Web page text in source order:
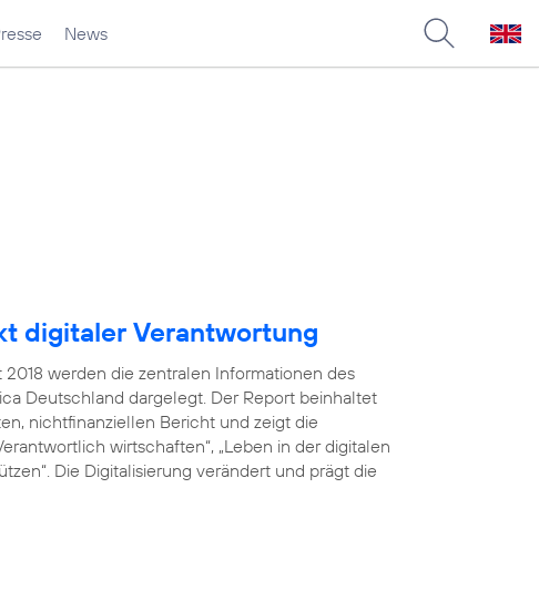
News
digitaler Verantwortung
werden die zentralen Informationen des
Deutschland dargelegt. Der Report beinhaltet
nichtfinanziellen Bericht und zeigt die
wirtschaften“, „Leben in der digitalen
Die Digitalisierung verändert und prägt die